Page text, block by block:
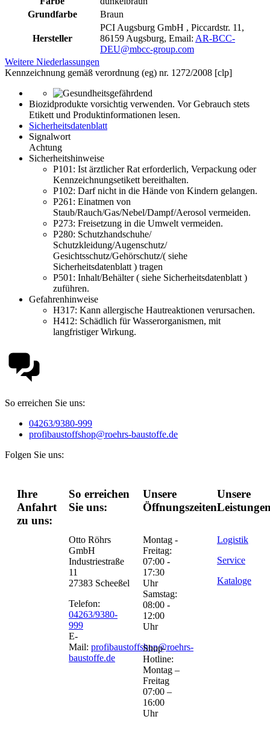
Grundfarbe
Braun
Hersteller
PCI Augsburg GmbH , Piccardstr. 11,
86159 Augsburg, Email: AR-BCC-
DEU@mbcc-group.com
Weitere Niederlassungen
Kennzeichnung gemäß verordnung (eg) nr. 1272/2008 [clp]
Biozidprodukte vorsichtig verwenden. Vor Gebrauch stets
Etikett und Produktinformationen lesen.
Sicherheitsdatenblatt
Signalwort
Achtung
Sicherheitshinweise
P101: Ist ärztlicher Rat erforderlich, Verpackung oder
Kennzeichnungsetikett bereithalten.
P102: Darf nicht in die Hände von Kindern gelangen.
P261: Einatmen von
Staub/Rauch/Gas/Nebel/Dampf/Aerosol vermeiden.
P273: Freisetzung in die Umwelt vermeiden.
P280: Schutzhandschuhe/
Schutzkleidung/Augenschutz/
Gesichtsschutz/Gehörschutz/( siehe
Sicherheitsdatenblatt ) tragen
P501: Inhalt/Behälter ( siehe Sicherheitsdatenblatt )
zuführen.
Gefahrenhinweise
H317: Kann allergische Hautreaktionen verursachen.
H412: Schädlich für Wasserorganismen, mit
langfristiger Wirkung.
So erreichen Sie uns:
04263/9380-999
profibaustoffshop@roehrs-baustoffe.de
Folgen Sie uns:
Ihre
Anfahrt
zu uns:
So erreichen
Sie uns:
Otto Röhrs
GmbH
Industriestraße
11
27383 Scheeßel
Telefon:
04263/9380-
999
E-
Mail: profibaustoffshop@roehrs-
baustoffe.de
Unsere
Öffnungszeiten:
Montag -
Freitag:
07:00 -
17:30
Uhr
Samstag:
08:00 -
12:00
Uhr
Shop-
Hotline:
Montag –
Freitag
07:00 –
16:00
Uhr
Unsere
Logistik
Service
Kataloge